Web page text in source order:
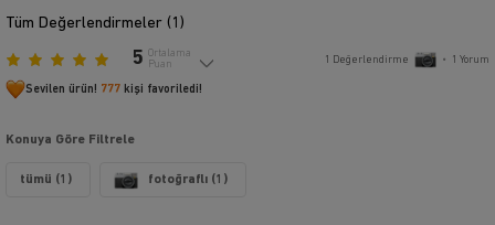
Tüm Değerlendirmeler (1 )
5 Ortalama
Puan
1 Değerlendirme • 1 Yorum
Sevilen ürün! 777 kişi favoriledi!
Konuya Göre Filtrele
tümü (1) fotoğraflı (1)